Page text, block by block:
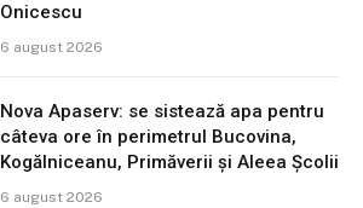
Onicescu
6 august 2026
Nova Apaserv: se sistează apa pentru
câteva ore în perimetrul Bucovina,
Kogălniceanu, Primăverii și Aleea Școlii
6 august 2026